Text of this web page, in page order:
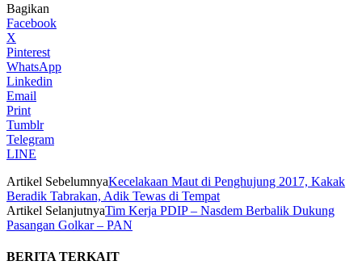
Bagikan
Facebook
X
Pinterest
WhatsApp
Linkedin
Email
Print
Tumblr
Telegram
LINE
Artikel SebelumnyaKecelakaan Maut di Penghujung 2017, Kakak
Beradik Tabrakan, Adik Tewas di Tempat
Artikel SelanjutnyaTim Kerja PDIP – Nasdem Berbalik Dukung
Pasangan Golkar – PAN
BERITA TERKAIT